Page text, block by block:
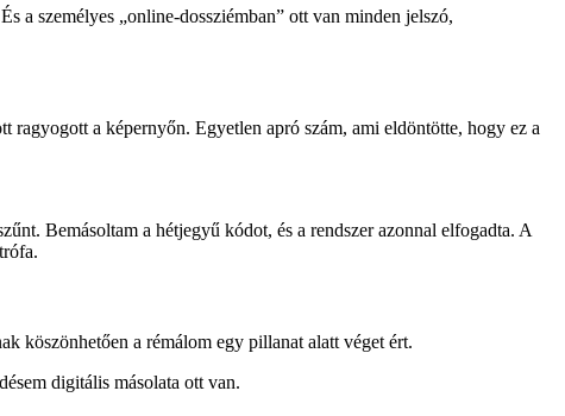
a személyes „online-dossziémban” ott van minden jelszó,
a képernyőn. Egyetlen apró szám, ami eldöntötte, hogy ez a
Bemásoltam a hétjegyű kódot, és a rendszer azonnal elfogadta. A
köszönhetően a rémálom egy pillanat alatt véget ért.
digitális másolata ott van.